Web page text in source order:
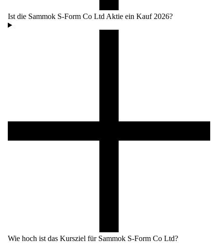
Ist die Sammok S-Form Co Ltd Aktie ein Kauf 2026?
Wie hoch ist das Kursziel für Sammok S-Form Co Ltd?